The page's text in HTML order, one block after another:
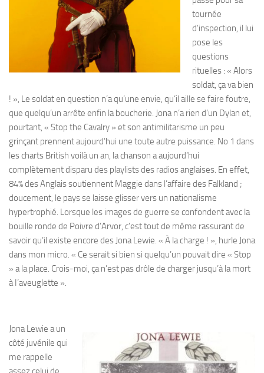
tournée
d’inspection, il lui
pose les
questions
rituelles : « Alors
soldat, ça va bien
! », Le soldat en question n’a qu’une envie, qu’il aille se faire foutre,
que quelqu’un arrête enfin la boucherie. Jona n’a rien d’un Dylan et,
pourtant, « Stop the Cavalry » et son antimilitarisme un peu
grinçant prennent aujourd’hui une toute autre puissance. No 1 dans
les charts British voilà un an, la chanson a aujourd’hui
complètement disparu des playlists des radios anglaises. En effet,
84% des Anglais soutiennent Maggie dans l’affaire des Falkland ;
doucement, le pays se laisse glisser vers un nationalisme
hypertrophié. Lorsque les images de guerre se confondent avec la
bouille ronde de Poivre d’Arvor, c’est tout de même rassurant de
savoir qu’il existe encore des Jona Lewie. « À la charge ! », hurle Jona
dans mon micro. « Ce serait si bien si quelqu’un pouvait dire « Stop
» a la place. Crois-moi, ça n’est pas drôle de charger jusqu’à la mort
à I’aveuglette ».
Jona Lewie a un
côté juvénile qui
me rappelle